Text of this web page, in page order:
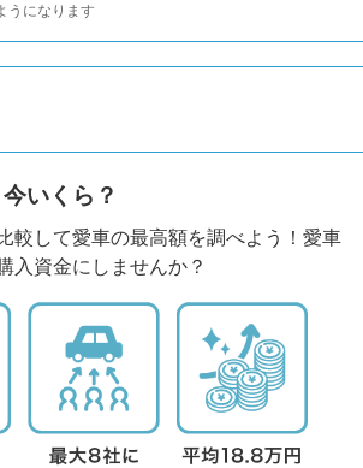
うになります
いくら？
較して愛車の最高額を調べよう！愛車
入資金にしませんか？